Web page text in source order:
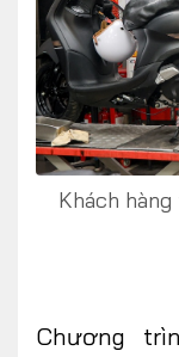
Khách
Chương